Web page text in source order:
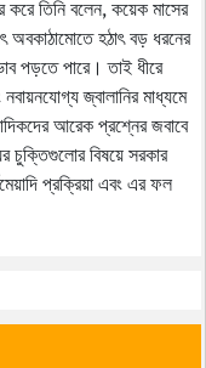
করে তিনি বলেন, কয়েক মাসের
হঠাৎ বড় ধরনের
পড়তে পারে। তাই ধীরে
জ্বালানির মাধ্যমে
আরেক প্রশ্নের জবাবে
চুক্তিগুলোর বিষয়ে সরকার
প্রক্রিয়া এবং এর ফল